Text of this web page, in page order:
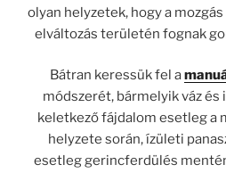
olyan helyzetek, hogy a
elváltozás területén fognak
Bátran keressük fel a
módszerét, bármelyik váz
keletkező fájdalom esetleg a
helyzete során, ízületi
esetleg gerincferdülés